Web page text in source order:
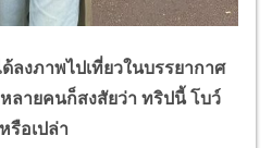
งภาพไปเที่ยวในบรรยากาศ
ลายคนก็สงสัยว่า ทริปนี้ โบว์
รือเปล่า